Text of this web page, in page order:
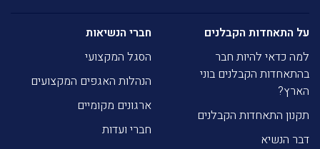
על התאחדות הקבלנים
למה כדאי להיות חבר
בהתאחדות הקבלנים בוני
הארץ?
תקנון התאחדות הקבלנים
דבר הנשיא
חברי הנשיאות
הסגל המקצועי
הנהלות האגפים המקצועים
ארגונים מקומיים
חברי ועדות